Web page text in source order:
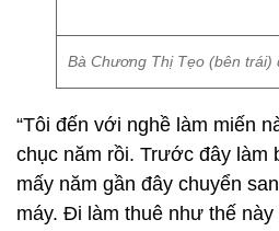
Bà Chương Thị Tẹo (bên trái)
“Tôi đến với nghề làm miến
chục năm rồi. Trước đây làm
mấy năm gần đây chuyển
máy. Đi làm thuê như thế